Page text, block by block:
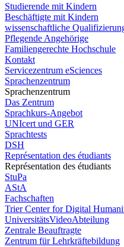
Studierende mit Kindern
Beschäftigte mit Kindern
wissenschaftliche
Pflegende Angehörige
Familiengerechte Hochschule
Kontakt
Servicezentrum eSciences
Sprachenzentrum
Sprachenzentrum
Das Zentrum
Sprachkurs-Angebot
UNIcert und GER
Sprachtests
DSH
Représentation des étudiants
Représentation des étudiants
StuPa
AStA
Fachschaften
Trier Center for Digital
UniversitätsVideoAbteilung
Zentrale Beauftragte
Zentrum für Lehrkräftebildung